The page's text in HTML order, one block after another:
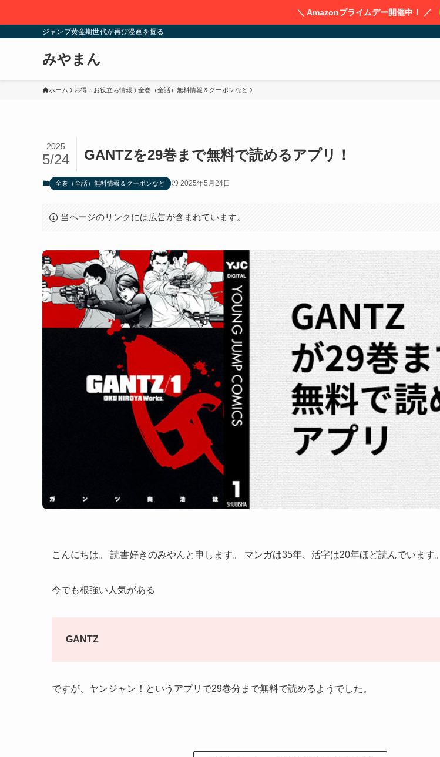
＼ Amazonプライムデー開催中！ ／
ジャンプ黄金期世代が再び漫画を掘る
みやまん
ホーム お得・お役立ち情報 全巻（全話）無料情報＆クーポンなど
GANTZを29巻まで無料で読めるアプリ！
2025
5/24
全巻（全話）無料情報＆クーポンなど 2025年5月24日
当ページのリンクには広告が含まれています。
こんにちは。 読書好きのみやんと申します。 マンガは35年、活字は20年ほど読んでいます。
今でも根強い人気がある
GANTZ
ですが、ヤンジャン！というアプリで29巻分まで無料で読めるようでした。